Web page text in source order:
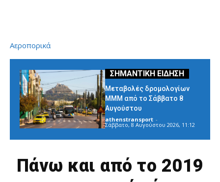
Αεροπορικά
Μεταβολές δρομολογίων
ΜΜΜ από το Σάββατο 8
Αυγούστου
athenstransport -
Σάββατο, 8 Αυγούστου 2026, 11:12
Πάνω και από το 2019